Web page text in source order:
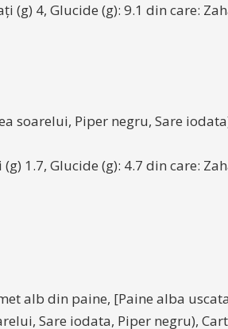
(g) 4, Glucide (g): 9.1 din care:
soarelui, Piper negru, Sare
1.7, Glucide (g): 4.7 din care:
alb din paine, [Paine alba
Sare iodata, Piper negru),